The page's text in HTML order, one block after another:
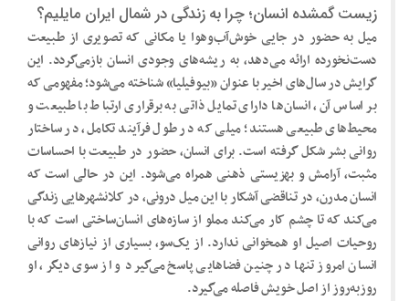
زیست گمشده انسان؛ چرا به زندگی در شمال ایران مایلیم؟
میل به حضور در جایی خوش‌آب‌وهوا یا مکانی که تصویری از طبیعت
دست‌نخورده ارائه می‌دهد، به ریشه‌های وجودی انسان بازمی‌گردد. این
گرایش در سال‌های اخیر با عنوان «بیوفیلیا» شناخته می‌شود؛ مفهومی که
بر اساس آن، انسان‌ها دارای تمایل ذاتی به برقراری ارتباط با طبیعت و
محیط‌های طبیعی هستند؛ میلی که در طول فرآیند تکامل، در ساختار
روانی بشر شکل گرفته است. برای انسان، حضور در طبیعت با احساسات
مثبت، آرامش و بهزیستی ذهنی همراه می‌شود. این در حالی است که
انسان مدرن، در تناقضی آشکار با این میل درونی، در کلانشهرهایی زندگی
می‌کند که تا چشم کار می‌کند مملو از سازه‌های انسان‌ساختی است که با
روحیات اصیل او همخوانی ندارد. از یک‌سو، بسیاری از نیازهای روانی
انسان امروز تنها در چنین فضاهایی پاسخ می‌گیرد و از سوی دیگر، او
روزبه‌روز از اصل خویش فاصله می‌گیرد.